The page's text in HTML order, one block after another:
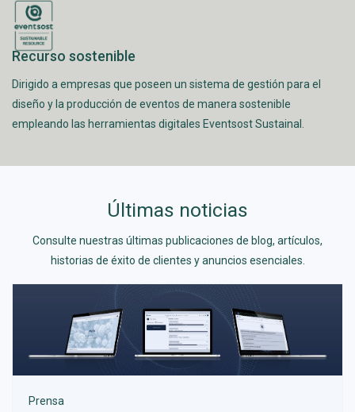
Recurso sostenible
Dirigido a empresas que poseen un sistema de gestión para el
diseño y la producción de eventos de manera sostenible
empleando las herramientas digitales Eventsost Sustainal.
Últimas noticias
Consulte nuestras últimas publicaciones de blog, artículos,
historias de éxito de clientes y anuncios esenciales.
Prensa